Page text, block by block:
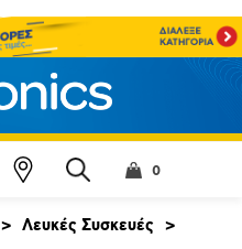
0
> Λευκές Συσκευές
>